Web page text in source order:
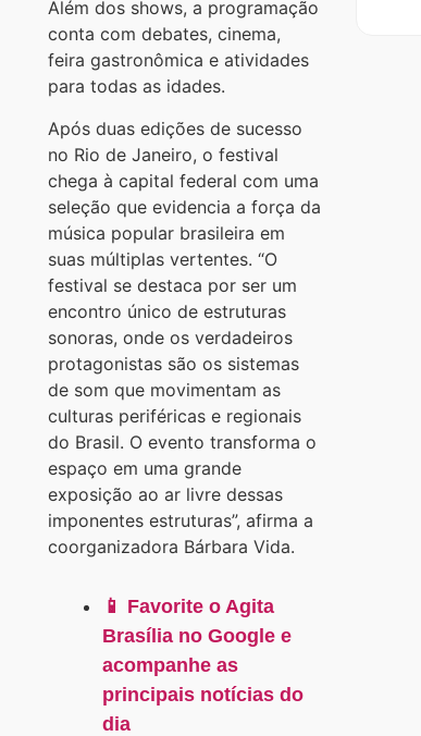
Além dos shows, a programação
conta com debates, cinema,
feira gastronômica e atividades
para todas as idades.
Após duas edições de sucesso
no Rio de Janeiro, o festival
chega à capital federal com uma
seleção que evidencia a força da
música popular brasileira em
suas múltiplas vertentes. “O
festival se destaca por ser um
encontro único de estruturas
sonoras, onde os verdadeiros
protagonistas são os sistemas
de som que movimentam as
culturas periféricas e regionais
do Brasil. O evento transforma o
espaço em uma grande
exposição ao ar livre dessas
imponentes estruturas”, afirma a
coorganizadora Bárbara Vida.
📱 Favorite o Agita
Brasília no Google e
acompanhe as
principais notícias do
dia